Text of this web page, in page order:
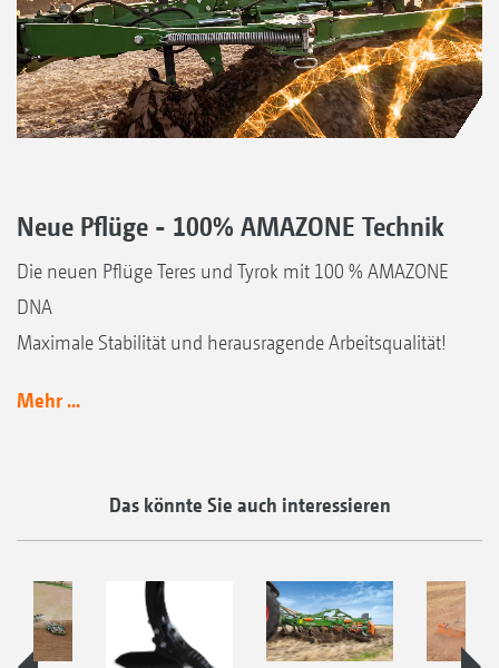
Neue Pflüge - 100% AMAZONE Technik
Die neuen Pflüge Teres und Tyrok mit 100 % AMAZONE
DNA
Maximale Stabilität und herausragende Arbeitsqualität!
Mehr ...
Das könnte Sie auch interessieren